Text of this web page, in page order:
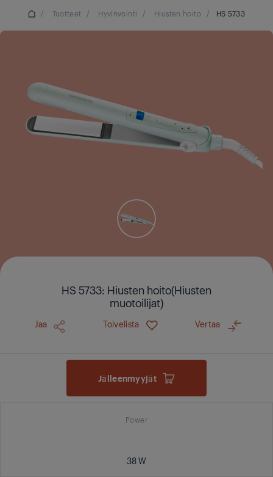
/ Tuotteet / Hyvinvointi / Hiusten hoito / HS 5733
HS 5733: Hiusten hoito(Hiusten
muotoilijat)
Jaa Toivelista Vertaa
Jälleenmyyjät
Power
38 W